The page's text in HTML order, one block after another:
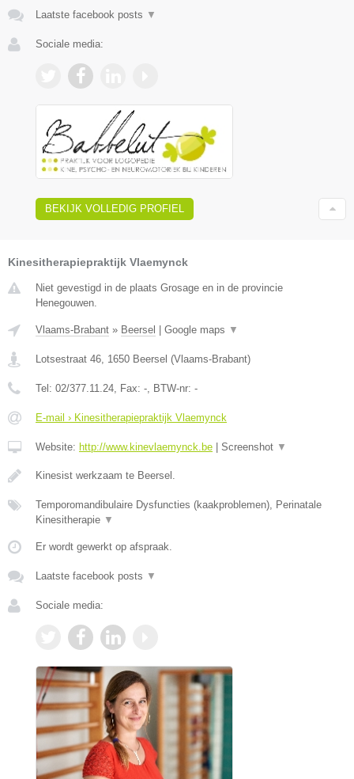
Laatste facebook posts ▼
Sociale media:
BEKIJK VOLLEDIG PROFIEL
Kinesitherapiepraktijk Vlaemynck
Niet gevestigd in de plaats Grosage en in de provincie
Henegouwen.
Vlaams-Brabant » Beersel Google maps ▼
Lotsestraat 46, 1650 Beersel (Vlaams-Brabant)
Tel: 02/377.11.24, Fax: -, BTW-nr: -
E-mail › Kinesitherapiepraktijk Vlaemynck
Website: http://www.kinevlaemynck.be Screenshot ▼
Kinesist werkzaam te Beersel.
Temporomandibulaire Dysfuncties (kaakproblemen), Perinatale
Kinesitherapie ▼
Er wordt gewerkt op afspraak.
Laatste facebook posts ▼
Sociale media: